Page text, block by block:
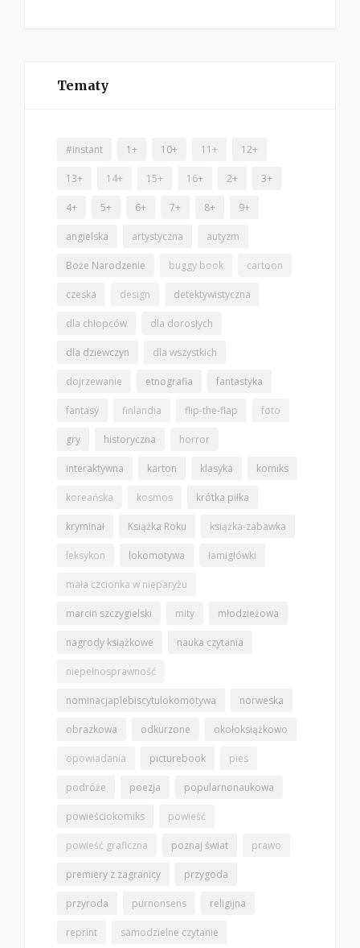
Tematy
#instant 1+ 10+ 11+ 12+
13+ 14+ 15+ 16+ 2+ 3+
4+ 5+ 6+ 7+ 8+ 9+
angielska artystyczna autyzm
Boże Narodzenie buggy book cartoon
czeska design detektywistyczna
dla chłopców dla dorosłych
dla dziewczyn dla wszystkich
dojrzewanie etnografia fantastyka
fantasy finlandia flip-the-flap foto
gry historyczna horror
interaktywna karton klasyka komiks
koreańska kosmos krótka piłka
kryminał Książka Roku książka-zabawka
leksykon lokomotywa łamigłówki
mała czcionka w nieparyżu
marcin szczygielski mity młodzieżowa
nagrody książkowe nauka czytania
niepełnosprawność
nominacjaplebiscytulokomotywa norweska
obrazkowa odkurzone okołoksiążkowo
opowiadania picturebook pies
podróże poezja popularnonaukowa
powieściokomiks powieść
powieść graficzna poznaj świat prawo
premiery z zagranicy przygoda
przyroda purnonsens religijna
reprint samodzielne czytanie